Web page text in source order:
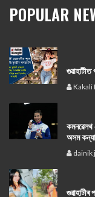
POPULAR
Kakali
কমনৱেলথ
অসম
dainik